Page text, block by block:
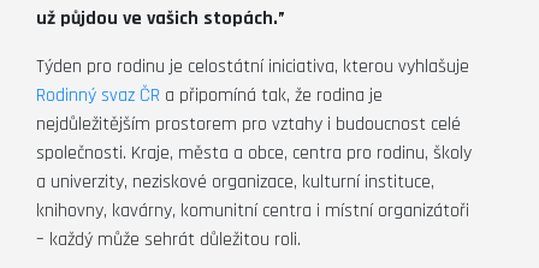
už půjdou ve vašich stopách.”
Týden pro rodinu je celostátní iniciativa, kterou vyhlašuje
Rodinný svaz ČR a připomíná tak, že rodina je
nejdůležitějším prostorem pro vztahy i budoucnost celé
společnosti. Kraje, města a obce, centra pro rodinu, školy
a univerzity, neziskové organizace, kulturní instituce,
knihovny, kavárny, komunitní centra i místní organizátoři
– každý může sehrát důležitou roli.